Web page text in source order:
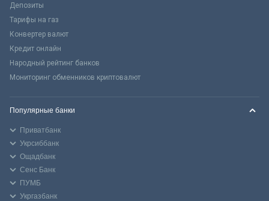
Депозиты
Тарифы на газ
Конвертер валют
Кредит онлайн
Народный рейтинг банков
Мониторинг обменников криптовалют
Популярные банки
Приватбанк
Укрсиббанк
Ощадбанк
Сенс Банк
ПУМБ
Укргазбанк